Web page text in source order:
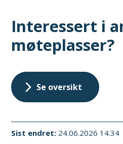
Interessert i
møteplasser?
Se oversikt
Sist endret 24.06.2026 14.34